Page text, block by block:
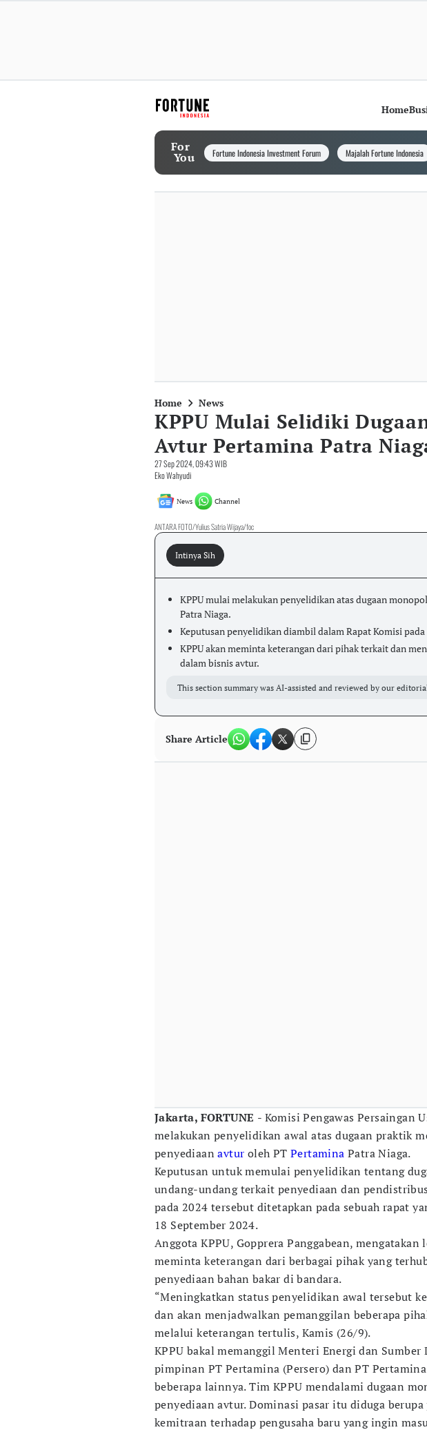
Home
For
You Fortune Indonesia Investment Forum Majalah Fortune Indonesia
Home News
KPPU Mulai Selidiki
Avtur Pertamina Patra
27 Sep 2024, 09:43 WIB
Eko Wahyudi
News Channel
ANTARA FOTO/Yulius Satria Wijaya/foc
Intinya Sih
KPPU mulai melakukan penyelidikan atas dugaan
Patra Niaga.
Keputusan penyelidikan diambil dalam Rapat Komisi pada
KPPU akan meminta keterangan dari pihak terkait dan
dalam bisnis avtur.
This section summary was AI-assisted and reviewed by our
Share Article
Jakarta, FORTUNE - Komisi Pengawas Persaingan
melakukan penyelidikan awal atas dugaan praktik
penyediaanavtur oleh PTPertamina Patra Niaga.
Keputusan untuk memulai penyelidikan tentang
undang-undang terkait penyediaan dan
pada 2024 tersebut ditetapkan pada sebuah rapat
18 September 2024.
Anggota KPPU, Gopprera Panggabean, mengatakan
meminta keterangan dari berbagai pihak yang
penyediaan bahan bakar di bandara.
“Meningkatkan status penyelidikan awal tersebut
dan akan menjadwalkan pemanggilan beberapa
melalui keterangan tertulis, Kamis (26/9).
KPPU bakal memanggil Menteri Energi dan Sumber
pimpinan PT Pertamina (Persero) dan PT
beberapa lainnya. Tim KPPU mendalami dugaan
penyediaan avtur. Dominasi pasar itu diduga
kemitraan terhadap pengusaha baru yang ingin